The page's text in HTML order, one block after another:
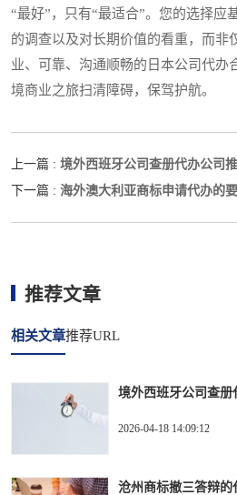
“最好”，只有“最适合”。您的选择应
的调查以及对长期价值的看重，而非
业、可靠、沟通顺畅的日本公司代办
境商业之旅扫清障碍，保驾护航。
上一篇 : 境外西班牙公司查册代办公司
下一篇 : 海外澳大利亚商标申请代办的
推荐文章
相关文章推荐URL
境外西班牙公司查册
2026-04-18 14:09:12
沧州商标撤三答辩的